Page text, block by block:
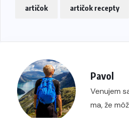
artičok artičok recepty
Pavol
Venujem
ma, že